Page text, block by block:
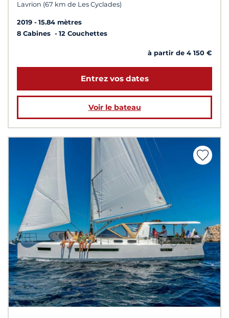
Lavrion (67 km de Les Cyclades)
2019
15.84 mètres
8 Cabines
12 Couchettes
à partir de 4 150 €
Entrez vos dates
Voir le bateau